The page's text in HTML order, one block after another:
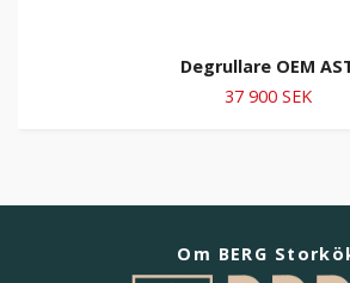
Degrullare OEM
37 900 SEK
Om BERG